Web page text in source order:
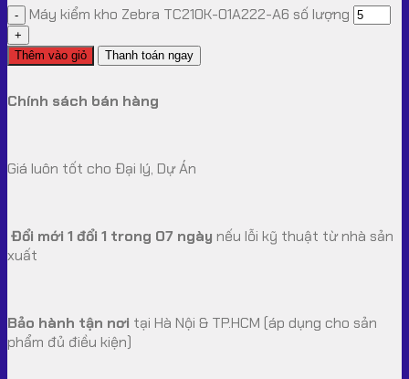
Máy kiểm kho Zebra TC210K-01A222-A6 số lượng
Thêm vào giỏ Thanh toán ngay
Chính sách bán hàng
Giá luôn tốt cho Đại lý, Dự Án
Đổi mới 1 đổi 1 trong 07 ngày nếu lỗi kỹ thuật từ nhà sản
xuất
Bảo hành tận nơi tại Hà Nội & TP.HCM (áp dụng cho sản
phẩm đủ điều kiện)